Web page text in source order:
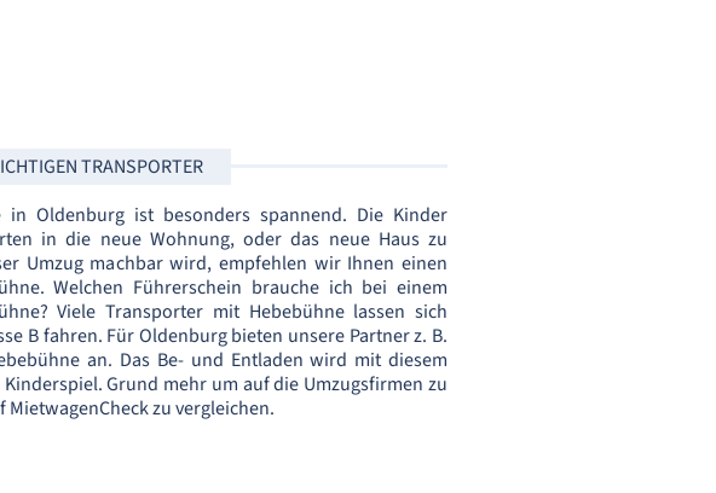
TRANSPORTER
in Oldenburg ist besonders spannend. Die Kinder
in die neue Wohnung, oder das neue Haus zu
Umzug machbar wird, empfehlen wir Ihnen einen
Welchen Führerschein brauche ich bei einem
Viele Transporter mit Hebebühne lassen sich
B fahren. Für Oldenburg bieten unsere Partner z. B.
an. Das Be- und Entladen wird mit diesem
Grund mehr um auf die Umzugsfirmen zu
zu vergleichen.